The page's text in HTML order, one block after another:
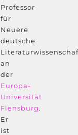
Professor
für
Neuere
deutsche
an
der
Europa-
Universität
Flensburg.
Er
ist